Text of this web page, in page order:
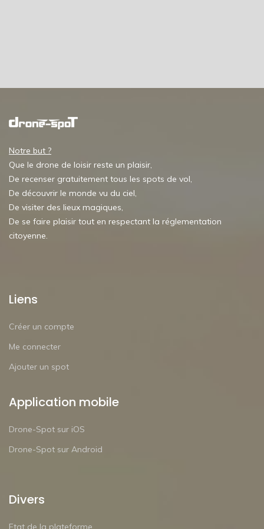
Notre but ?
Que le drone de loisir reste un plaisir,
De recenser gratuitement tous les spots de vol,
De découvrir le monde vu du ciel,
De visiter des lieux magiques,
De se faire plaisir tout en respectant la réglementation
citoyenne.
Liens
Créer un compte
Me connecter
Ajouter un spot
Application mobile
Drone-Spot sur iOS
Drone-Spot sur Android
Divers
Etat de la plateforme